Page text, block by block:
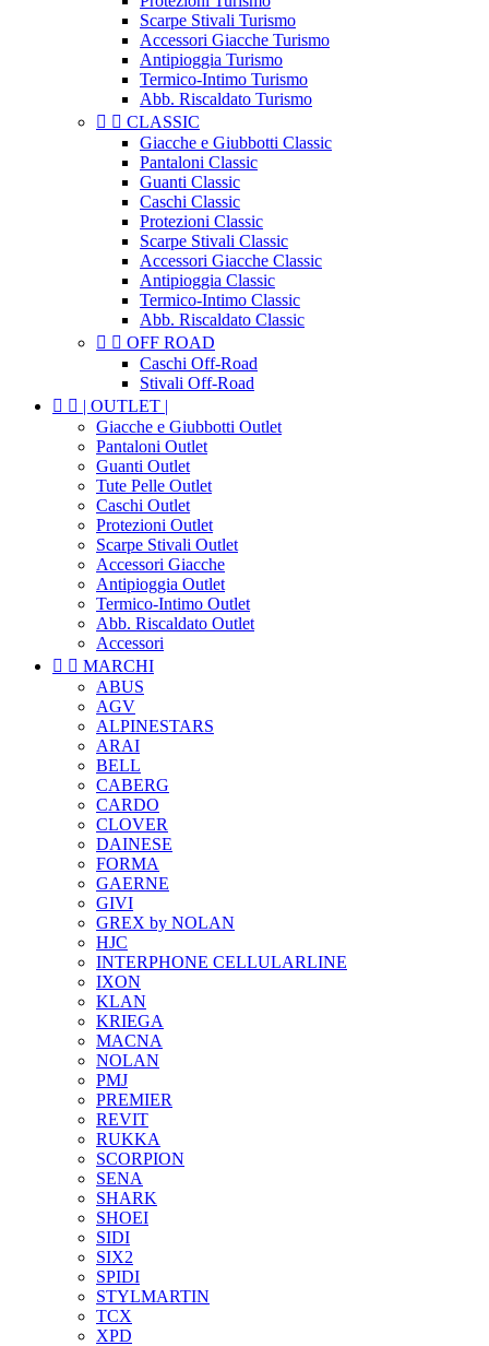
Scarpe Stivali Turismo
Accessori Giacche Turismo
Antipioggia Turismo
Termico-Intimo Turismo
Abb. Riscaldato Turismo
  CLASSIC
Giacche e Giubbotti Classic
Pantaloni Classic
Guanti Classic
Caschi Classic
Protezioni Classic
Scarpe Stivali Classic
Accessori Giacche Classic
Antipioggia Classic
Termico-Intimo Classic
Abb. Riscaldato Classic
  OFF ROAD
Caschi Off-Road
Stivali Off-Road
  | OUTLET |
Giacche e Giubbotti Outlet
Pantaloni Outlet
Guanti Outlet
Tute Pelle Outlet
Caschi Outlet
Protezioni Outlet
Scarpe Stivali Outlet
Accessori Giacche
Antipioggia Outlet
Termico-Intimo Outlet
Abb. Riscaldato Outlet
Accessori
  MARCHI
ABUS
AGV
ALPINESTARS
ARAI
BELL
CABERG
CARDO
CLOVER
DAINESE
FORMA
GAERNE
GIVI
GREX by NOLAN
HJC
INTERPHONE CELLULARLINE
IXON
KLAN
KRIEGA
MACNA
NOLAN
PMJ
PREMIER
REVIT
RUKKA
SCORPION
SENA
SHARK
SHOEI
SIDI
SIX2
SPIDI
STYLMARTIN
TCX
XPD